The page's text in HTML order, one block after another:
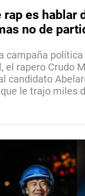
rap es hablar
no de
campaña política
el rapero Crudo
candidato
le trajo miles